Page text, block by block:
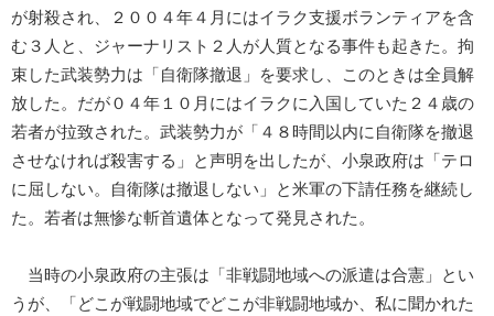
が射殺され、２００４年４月にはイラク支援ボランティアを含
む３人と、ジャーナリスト２人が人質となる事件も起きた。拘
束した武装勢力は「自衛隊撤退」を要求し、このときは全員解
放した。だが０４年１０月にはイラクに入国していた２４歳の
若者が拉致された。武装勢力が「４８時間以内に自衛隊を撤退
させなければ殺害する」と声明を出したが、小泉政府は「テロ
に屈しない。自衛隊は撤退しない」と米軍の下請任務を継続し
た。若者は無惨な斬首遺体となって発見された。
当時の小泉政府の主張は「非戦闘地域への派遣は合憲」とい
うが、「どこが戦闘地域でどこが非戦闘地域か、私に聞かれた